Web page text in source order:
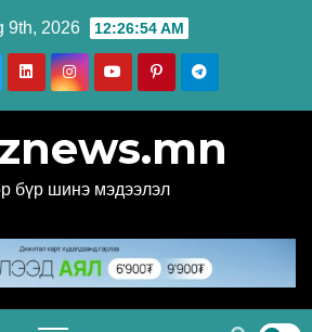
9th, 2026 12:26:56 AM
бүр шинэ мэдээлэл